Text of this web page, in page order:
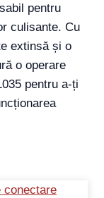
pentru
culisante. Cu
extinsă și o
o operare
pentru a-ți